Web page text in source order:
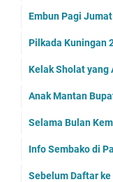
Embun Pagi
Pilkada Kuningan
Kelak Sholat yang
Anak Mantan
Selama Bulan
Info Sembako di
Sebelum Daftar ke